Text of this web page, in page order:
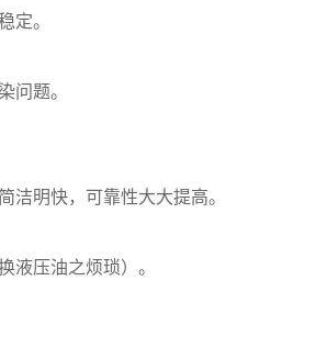
定。
问题。
洁明快，可靠性大大提高。
液压油之烦琐）。